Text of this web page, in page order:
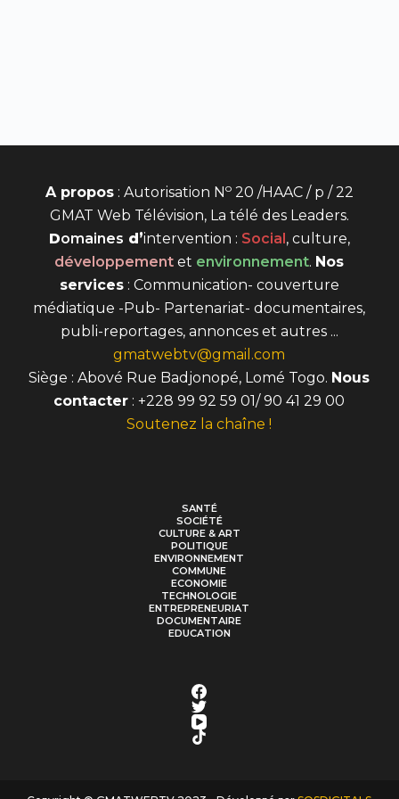
A propos: Autorisation N o20 /HAAC / p / 22
GMAT Web Télévision, La télé des Leaders.
Domaines d’intervention : Social , culture,
développement et environnement. Nos
services: Communication- couverture
médiatique -Pub- Partenariat- documentaires,
publi-reportages, annonces et autres ...
gmatwebtv@gmail.com
Siège : Abové Rue Badjonopé, Lomé Togo. Nous
contacter : +228 99 92 59 01/ 90 41 29 00
Soutenez la chaîne !
SANTÉ
SOCIÉTÉ
CULTURE & ART
POLITIQUE
ENVIRONNEMENT
COMMUNE
ECONOMIE
TECHNOLOGIE
ENTREPRENEURIAT
DOCUMENTAIRE
EDUCATION